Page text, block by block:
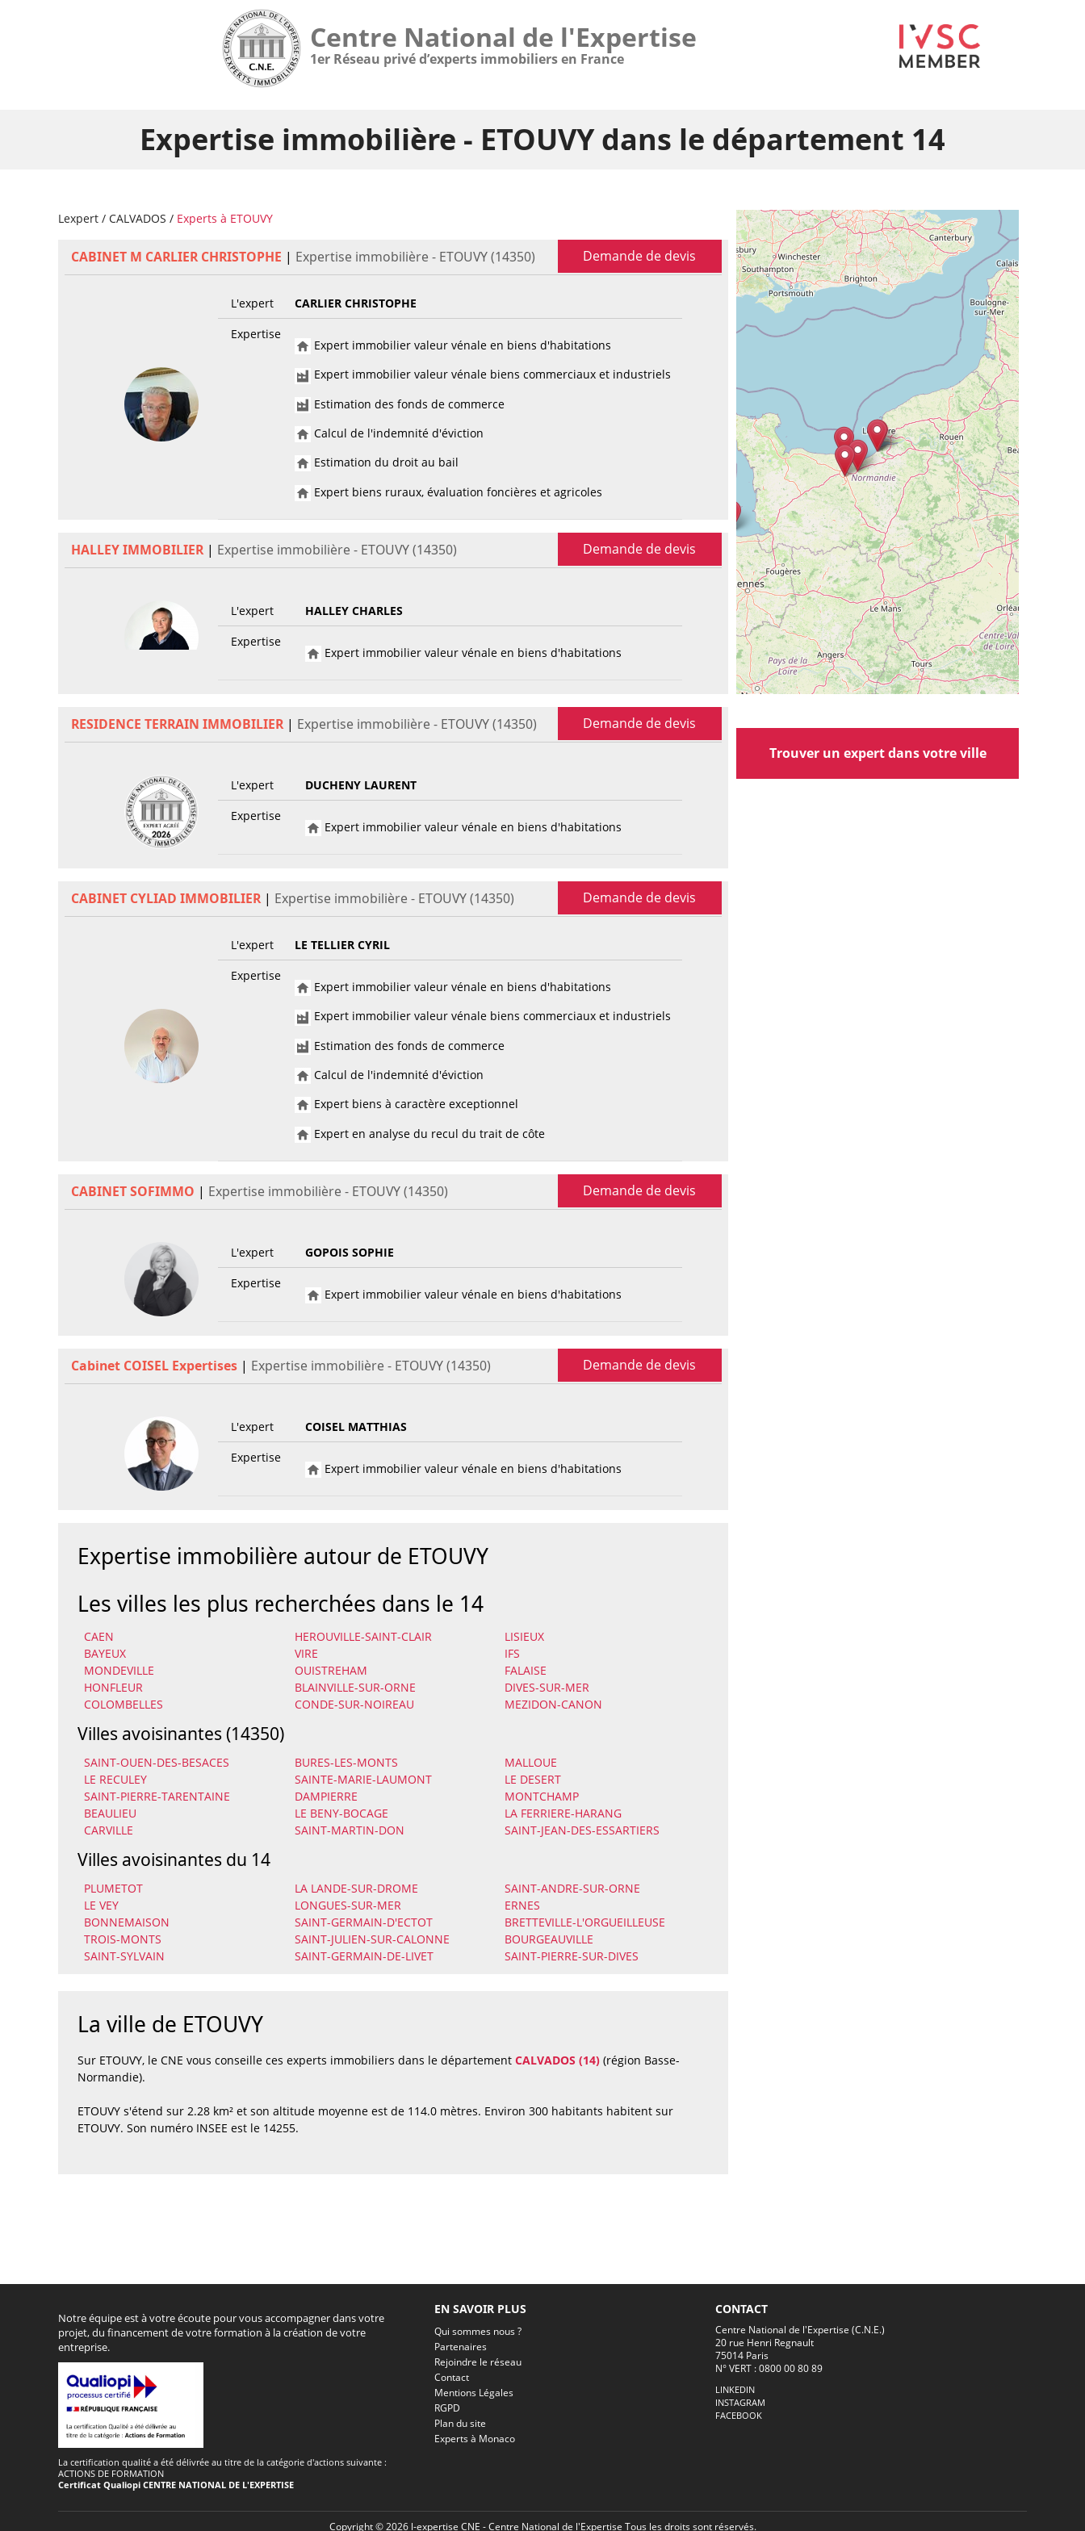
Centre National de l'Expertise
1er Réseau privé d’experts immobiliers en France
Expertise immobilière - ETOUVY dans le département 14
Lexpert / CALVADOS / Experts à ETOUVY
CABINET M CARLIER CHRISTOPHE | Expertise immobilière - ETOUVY (14350) Demande de devis
L'expert
CARLIER CHRISTOPHE
Expertise
Expert immobilier valeur vénale en biens d'habitations
Expert immobilier valeur vénale biens commerciaux et industriels
Estimation des fonds de commerce
Calcul de l'indemnité d'éviction
Estimation du droit au bail
Expert biens ruraux, évaluation foncières et agricoles
HALLEY IMMOBILIER | Expertise immobilière - ETOUVY (14350) Demande de devis
L'expert
HALLEY CHARLES
Expertise
Expert immobilier valeur vénale en biens d'habitations
RESIDENCE TERRAIN IMMOBILIER | Expertise immobilière - ETOUVY (14350) Demande de devis
L'expert
DUCHENY LAURENT
Expertise
Expert immobilier valeur vénale en biens d'habitations
CABINET CYLIAD IMMOBILIER | Expertise immobilière - ETOUVY (14350) Demande de devis
L'expert
LE TELLIER CYRIL
Expertise
Expert immobilier valeur vénale en biens d'habitations
Expert immobilier valeur vénale biens commerciaux et industriels
Estimation des fonds de commerce
Calcul de l'indemnité d'éviction
Expert biens à caractère exceptionnel
Expert en analyse du recul du trait de côte
CABINET SOFIMMO | Expertise immobilière - ETOUVY (14350) Demande de devis
L'expert
GOPOIS SOPHIE
Expertise
Expert immobilier valeur vénale en biens d'habitations
Cabinet COISEL Expertises | Expertise immobilière - ETOUVY (14350) Demande de devis
L'expert
COISEL MATTHIAS
Expertise
Expert immobilier valeur vénale en biens d'habitations
Expertise immobilière autour de ETOUVY
Les villes les plus recherchées dans le 14
CAEN HEROUVILLE-SAINT-CLAIR
LISIEUX
BAYEUX
VIRE
IFS
MONDEVILLE
OUISTREHAM
FALAISE
HONFLEUR
BLAINVILLE-SUR-ORNE
DIVES-SUR-MER
COLOMBELLES
CONDE-SUR-NOIREAU MEZIDON-CANON
Villes avoisinantes (14350)
SAINT-OUEN-DES-BESACES BURES-LES-MONTS
MALLOUE
LE RECULEY
SAINTE-MARIE-LAUMONT
LE DESERT
SAINT-PIERRE-TARENTAINE
DAMPIERRE
MONTCHAMP
BEAULIEU
LE BENY-BOCAGE
LA FERRIERE-HARANG
CARVILLE
SAINT-MARTIN-DON SAINT-JEAN-DES-ESSARTIERS
Villes avoisinantes du 14
PLUMETOT LA LANDE-SUR-DROME
SAINT-ANDRE-SUR-ORNE
LE VEY
LONGUES-SUR-MER
ERNES
BONNEMAISON
SAINT-GERMAIN-D'ECTOT
BRETTEVILLE-L'ORGUEILLEUSE
TROIS-MONTS
SAINT-JULIEN-SUR-CALONNE
BOURGEAUVILLE
SAINT-SYLVAIN
SAINT-GERMAIN-DE-LIVET SAINT-PIERRE-SUR-DIVES
La ville de ETOUVY
Sur ETOUVY, le CNE vous conseille ces experts immobiliers dans le département CALVADOS (14) (région Basse-
Normandie).
ETOUVY s'étend sur 2.28 km² et son altitude moyenne est de 114.0 mètres. Environ 300 habitants habitent sur
ETOUVY. Son numéro INSEE est le 14255.
Trouver un expert dans votre ville
Notre équipe est à votre écoute pour vous accompagner dans votre
projet, du financement de votre formation à la création de votre
entreprise.
La certification qualité a été délivrée au titre de la catégorie d'actions suivante :
ACTIONS DE FORMATION
Certificat Qualiopi CENTRE NATIONAL DE L'EXPERTISE
EN SAVOIR PLUS
Qui sommes nous ?
Partenaires
Rejoindre le réseau
Contact
Mentions Légales
RGPD
Plan du site
Experts à Monaco
CONTACT
Centre National de l'Expertise (C.N.E.)
20 rue Henri Regnault
75014 Paris
N° VERT : 0800 00 80 89
LINKEDIN
INSTAGRAM
FACEBOOK
Copyright © 2026 l-expertise CNE - Centre National de l'Expertise Tous les droits sont réservés.